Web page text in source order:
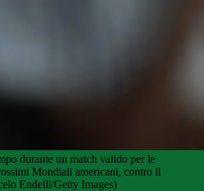
durante un match valido per le
Mondiali americani, contro il
Endelli/Getty Images)